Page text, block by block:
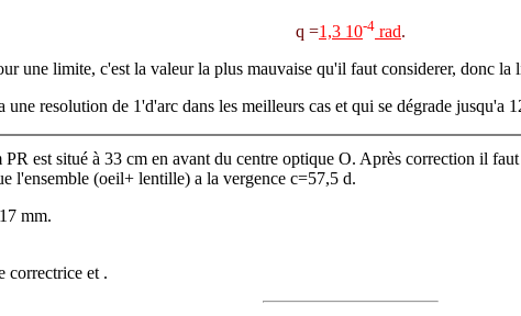
q =1,3 10-4 rad.
une limite, c'est la valeur la plus mauvaise qu'il faut considerer, donc la
resolution de 1'd'arc dans les meilleurs cas et qui se dégrade jusqu'a
est situé à 33 cm en avant du centre optique O. Après correction il
l'ensemble (oeil+ lentille) a la vergence c=57,5 d.
mm.
correctrice et .